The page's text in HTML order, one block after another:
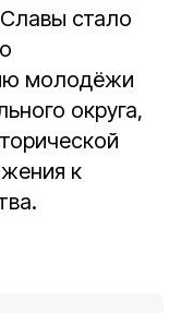
стало
молодёжи
округа,
к